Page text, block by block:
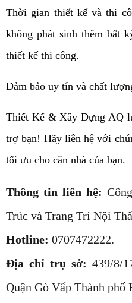
Thời gian thiết kế và thi
không phát sinh thêm bất
thiết kế thi công.
Đảm bảo uy tín và chất
Thiết Kế & Xây Dựng AQ
trợ bạn! Hãy liên hệ với
tối ưu cho căn nhà của bạn.
Thông tin liên hệ:
Trúc và Trang Trí Nội
Hotline: 0707472222.
Địa chỉ trụ sở: 439/8/
Quận Gò Vấp Thành phố